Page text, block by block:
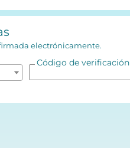
electrónicamente.
Código de verificación